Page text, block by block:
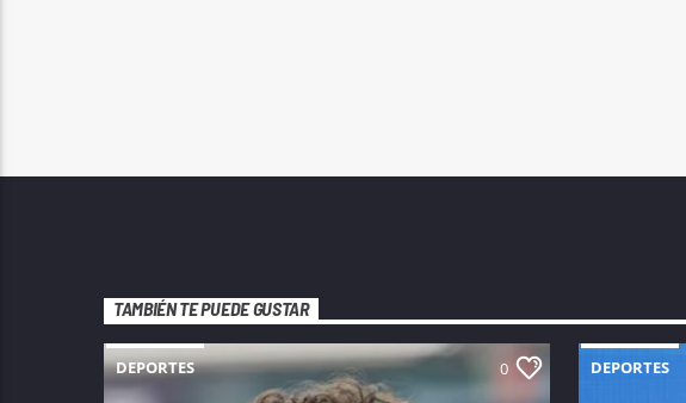
TAMBIÉN TE PUEDE GUSTAR
DEPORTES 0 DEPORTES